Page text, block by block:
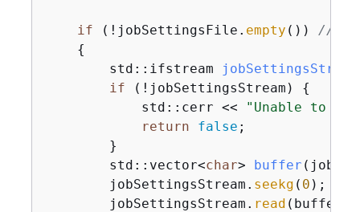
if (!jobSettingsFile. empty ()) //
{
std::ifstream
jobSettingsStream
if (!jobSettingsStream) {
            std::cerr <<
"Unable to
return
false ;
        }
std::vector<char> buffer
        jobSettingsStream.
seekg ( 0 );
        jobSettingsStream.
read (buffer.